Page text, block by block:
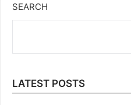
SEARCH
LATEST POSTS